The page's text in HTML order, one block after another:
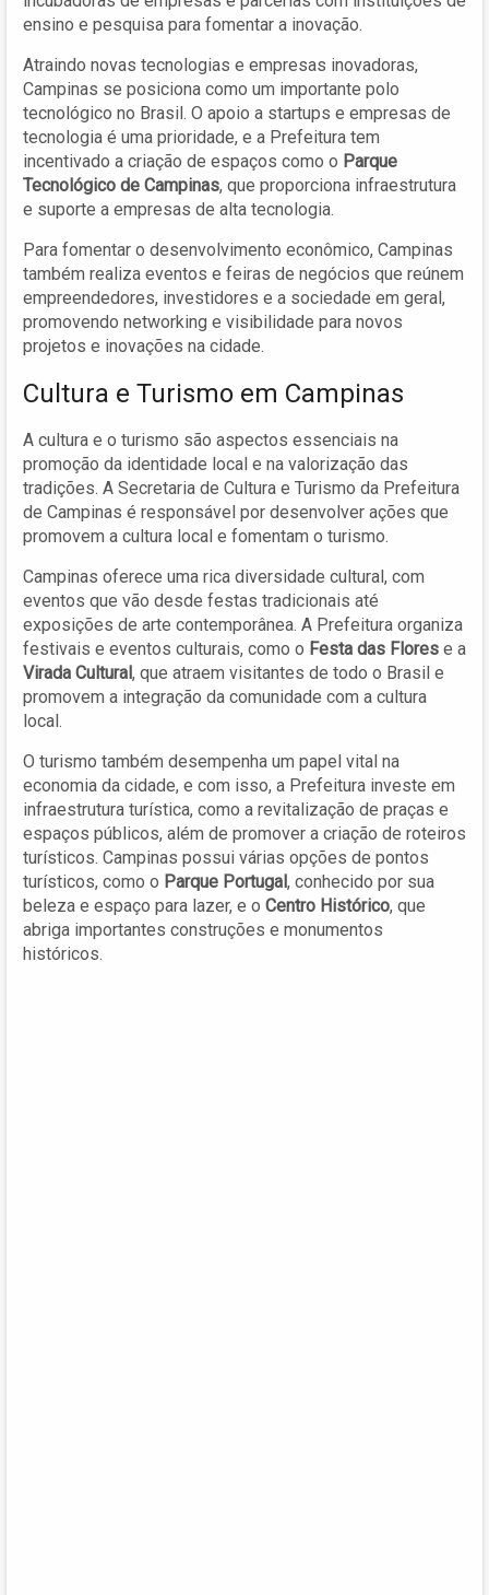
ensino e pesquisa para fomentar a inovação.
Atraindo novas tecnologias e empresas inovadoras,
Campinas se posiciona como um importante polo
tecnológico no Brasil. O apoio a startups e empresas de
tecnologia é uma prioridade, e a Prefeitura tem
incentivado a criação de espaços como o Parque
Tecnológico de Campinas, que proporciona infraestrutura
e suporte a empresas de alta tecnologia.
Para fomentar o desenvolvimento econômico, Campinas
também realiza eventos e feiras de negócios que reúnem
empreendedores, investidores e a sociedade em geral,
promovendo networking e visibilidade para novos
projetos e inovações na cidade.
Cultura e Turismo em Campinas
A cultura e o turismo são aspectos essenciais na
promoção da identidade local e na valorização das
tradições. A Secretaria de Cultura e Turismo da Prefeitura
de Campinas é responsável por desenvolver ações que
promovem a cultura local e fomentam o turismo.
Campinas oferece uma rica diversidade cultural, com
eventos que vão desde festas tradicionais até
exposições de arte contemporânea. A Prefeitura organiza
festivais e eventos culturais, como o Festa das Flores e a
Virada Cultural, que atraem visitantes de todo o Brasil e
promovem a integração da comunidade com a cultura
local.
O turismo também desempenha um papel vital na
economia da cidade, e com isso, a Prefeitura investe em
infraestrutura turística, como a revitalização de praças e
espaços públicos, além de promover a criação de roteiros
turísticos. Campinas possui várias opções de pontos
turísticos, como o Parque Portugal, conhecido por sua
beleza e espaço para lazer, e o Centro Histórico, que
abriga importantes construções e monumentos
históricos.